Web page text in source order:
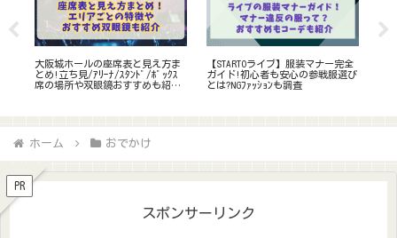
大阪城ホールの座席表と見え方ま
とめ!立ち見/ｱﾘｰﾅ/ｽﾀﾝﾄﾞ/ﾎﾞｯｸｽ
席の場所や双眼鏡おすすめも紹介
【STARTOライブ】服装マナー完全
ガイド!初心者も安心の参戦服選び
とは?NGﾌｧｯｼｮﾝも調査
ホーム おでかけ
PR
スポンサーリンク